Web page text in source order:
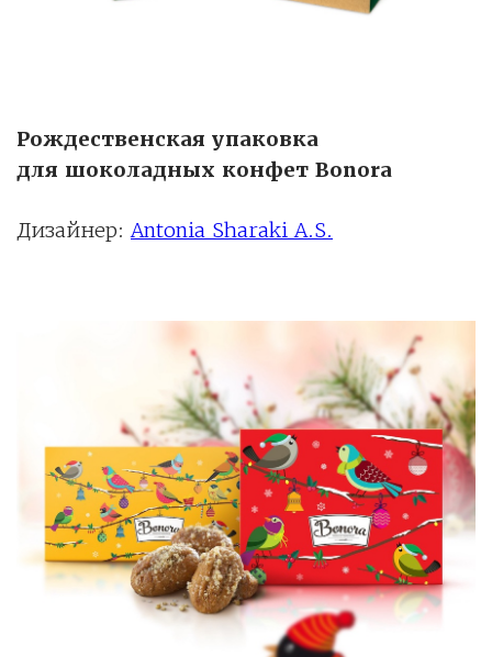
Рождественская упаковка
для шоколадных конфет Bonora
Дизайнер:Antonia Sharaki A.S.